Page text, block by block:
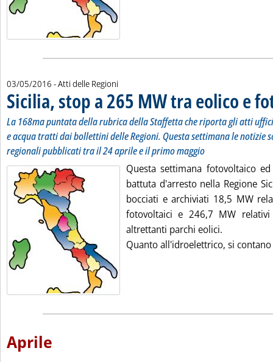
03/05/2016 - Atti delle Regioni
Sicilia, stop a 265 MW tra eolico e
La 168ma puntata della rubrica della Staffetta che riporta gli atti
e acqua tratti dai bollettini delle Regioni. Questa settimana le notizie
regionali pubblicati tra il 24 aprile e il primo maggio
Questa settimana fotovoltaico
battuta d'arresto nella Regione
bocciati e archiviati 18,5 MW
fotovoltaici e 246,7 MW
altrettanti parchi eolici.
Quanto all'idroelettrico, si
Aprile